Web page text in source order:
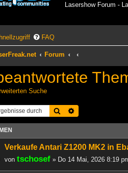
Lasershow Forum -
FAQ
Forum
Suche
Suche
Verkaufe Antari Z1200 MK2 in
von tschosef » Do 14 Mai, 2026 8:19